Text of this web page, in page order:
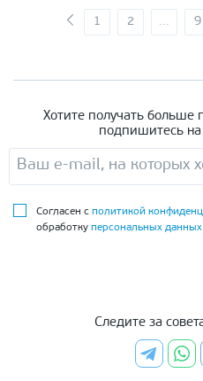
1 2 ... 9
Хотите получать больше
подпишитесь
Согласен с политикой
обработку персональных данных
Следите за